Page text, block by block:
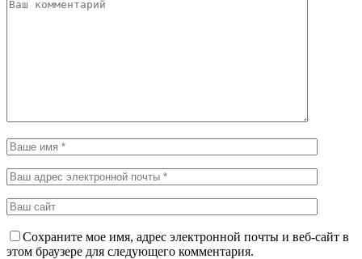
Сохраните мое имя, адрес электронной почты и веб-сайт в
этом браузере для следующего комментария.